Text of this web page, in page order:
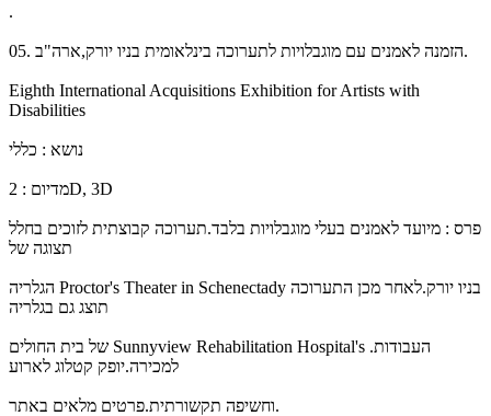
.
05. הזמנה לאמנים עם מוגבלויות לתערוכה בינלאומית בניו יורק,ארה"ב.
Eighth International Acquisitions Exhibition for Artists with
Disabilities
נושא : כללי
מדיום : 2D, 3D
פרס : מיועד לאמנים בעלי מוגבלויות בלבד.תערוכה קבוצתית לזוכים בחלל
תצוגה של
הגלריה Proctor's Theater in Schenectady בניו יורק.לאחר מכן התערוכה
תוצג גם בגלריה
של בית החולים Sunnyview Rehabilitation Hospital's .העבודות
למכירה.יופק קטלוג לארוע
וחשיפה תקשורתית.פרטים מלאים באתר.